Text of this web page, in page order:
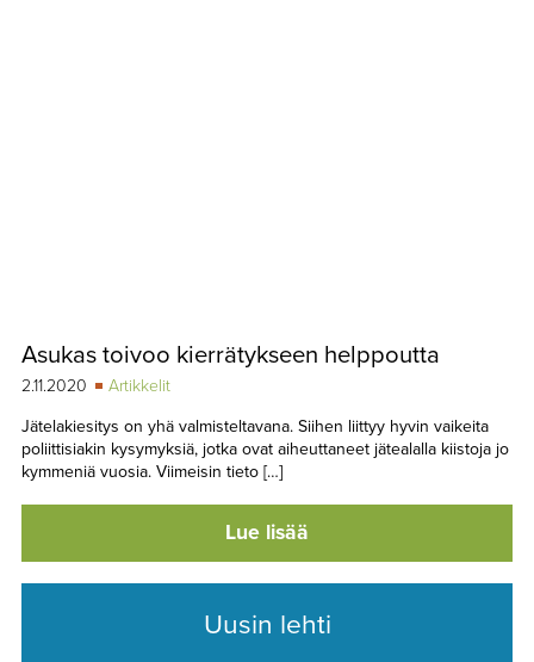
Asukas toivoo kierrätykseen helppoutta
2.11.2020
Artikkelit
Jätelakiesitys on yhä valmisteltavana. Siihen liittyy hyvin vaikeita
poliittisiakin kysymyksiä, jotka ovat aiheuttaneet jätealalla kiistoja jo
kymmeniä vuosia. Viimeisin tieto […]
Lue lisää
Uusin lehti